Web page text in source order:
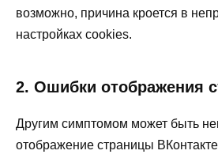
возможно, причина кроется в
настройках cookies.
2. Ошибки отображения
Другим симптомом может быть
отображение страницы